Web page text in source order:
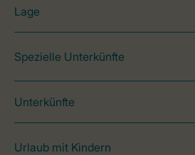
Lage
Spezielle Unterkünfte
Unterkünfte
Urlaub mit Kindern